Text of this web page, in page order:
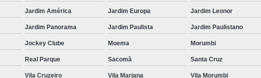
Salgadinhos
Salgadinhos
Salgadinhos Vegetarianos
Salgado para Festa
Jardim América Jardim Europa Jardim Leonor
Jardim Panorama Jardim Paulista Jardim Paulistano
Jockey Clube Moema Morumbi
Real Parque Sacomã Santa Cruz
Vila Cruzeiro Vila Mariana Vila Morumbi